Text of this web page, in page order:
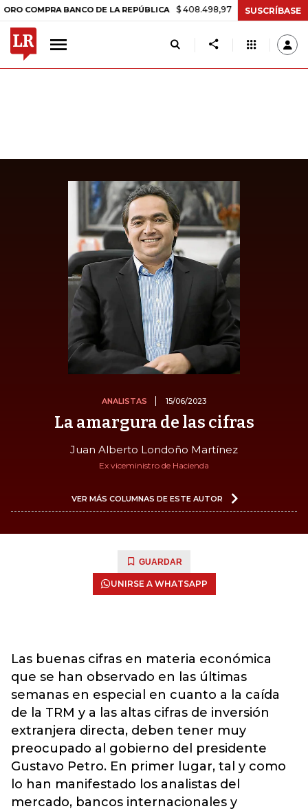
BANCO DE LA REPÚBLICA $ 408.498,97 +$ 8.753,81 +2,19%
SUSCRÍBASE
ANALISTAS 15/06/2023
La amargura de las cifras
Juan Alberto Londoño Martínez
Ex viceministro de Hacienda
VER MÁS COLUMNAS DE ESTE AUTOR
GUARDAR
UNIRSE A WHATSAPP
Las buenas cifras en materia económica
que se han observado en las últimas
semanas en especial en cuanto a la caída
de la TRM y a las altas cifras de inversión
extranjera directa, deben tener muy
preocupado al gobierno del presidente
Gustavo Petro. En primer lugar, tal y como
lo han manifestado los analistas del
mercado, bancos internacionales y